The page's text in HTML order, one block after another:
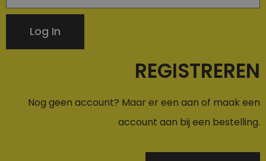
Log In
REGISTREREN
Nog geen account? Maar er een aan of maak een
account aan bij een bestelling.